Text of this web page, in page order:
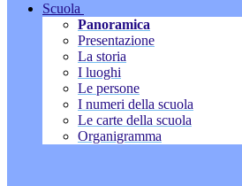
Scuola
Panoramica
Presentazione
La storia
I luoghi
Le persone
I numeri della scuola
Le carte della scuola
Organigramma